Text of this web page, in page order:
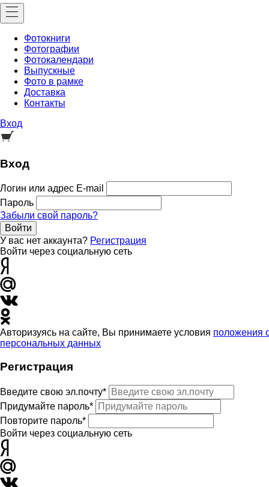
Фотокниги
Фотографии
Фотокалендари
Выпускные
Фото в рамке
Доставка
Контакты
Вход
Вход
Логин или адрес E-mail
Пароль
Забыли свой пароль?
Войти
У вас нет аккаунта? Регистрация
Войти через социальную сеть
Авторизуясь на сайте, Вы принимаете условия положения
персональных данных
Регистрация
Введите свою эл.почту*
Придумайте пароль*
Повторите пароль*
Войти через социальную сеть